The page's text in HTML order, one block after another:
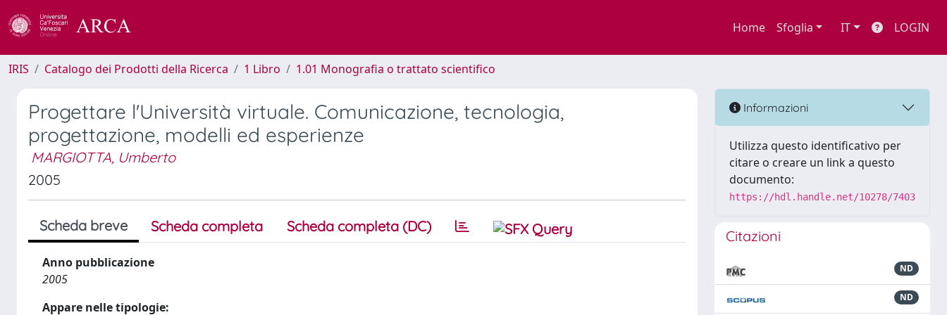
Home Sfoglia IT LOGIN
IRIS Catalogo dei Prodotti della Ricerca 1 Libro 1.01 Monografia o trattato scientifico
Progettare l'Università virtuale. Comunicazione, tecnologia,
progettazione, modelli ed esperienze
MARGIOTTA, Umberto
2005
Scheda breve Scheda completa Scheda completa (DC)
Anno pubblicazione
2005
Appare nelle tipologie:
Informazioni
Utilizza questo identificativo per
citare o creare un link a questo
documento:
https://hdl.handle.net/10278/7403
Citazioni
ND
ND